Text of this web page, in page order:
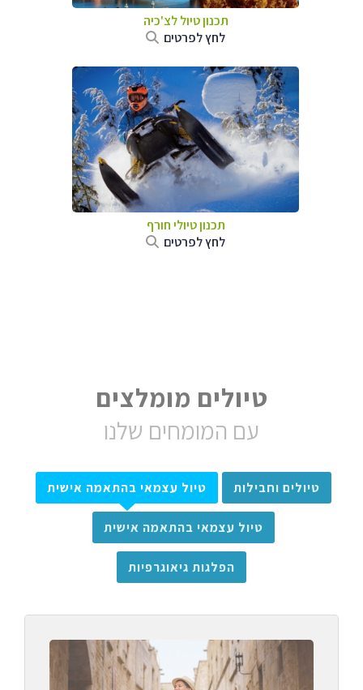
תכנון טיול לצ'כיה
לחץ לפרטים
תכנון טיולי חורף
לחץ לפרטים
טיולים מומלצים
עם המומחים שלנו
טיולים וחבילות טיול עצמאי בהתאמה אישית
טיול עצמאי בהתאמה אישית
הפלגות גיאוגרפיות